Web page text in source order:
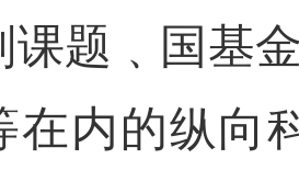
课题﹑国基
在内的纵向